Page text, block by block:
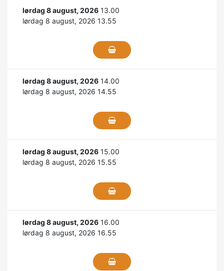
lørdag 8 august, 2026 13.00
lørdag 8 august, 2026 13.55
lørdag 8 august, 2026 14.00
lørdag 8 august, 2026 14.55
lørdag 8 august, 2026 15.00
lørdag 8 august, 2026 15.55
lørdag 8 august, 2026 16.00
lørdag 8 august, 2026 16.55